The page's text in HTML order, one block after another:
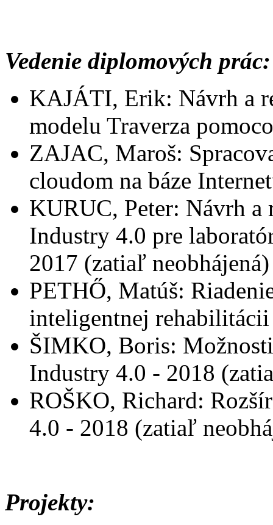
Vedenie diplomových prác:
KAJÁTI, Erik: Návrh a
modelu Traverza
ZAJAC, Maroš:
cloudom na báze
KURUC, Peter: Návrh a
Industry 4.0 pre
2017 (zatiaľ neobhájená)
PETHŐ, Matúš:
inteligentnej
ŠIMKO, Boris:
Industry 4.0 - 2018
ROŠKO, Richard:
4.0 - 2018 (zatiaľ
Projekty: